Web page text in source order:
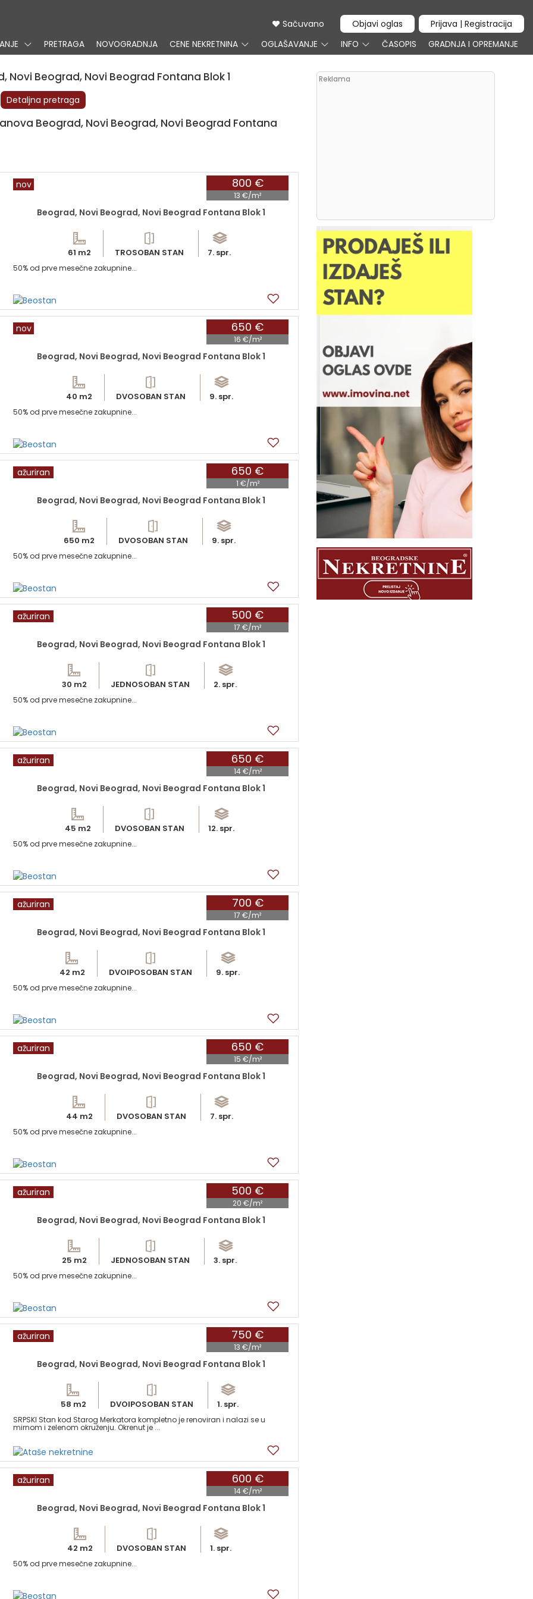
Sačuvano Objavi oglas Prijava | Registracija
PRETRAGA NOVOGRADNJA CENE NEKRETNINA OGLAŠAVANJE INFO ČASOPIS GRADNJA I OPREMANJE
Beograd, Novi Beograd Fontana Blok 1
Detaljna pretraga
Beograd, Novi Beograd, Novi Beograd Fontana
800 €
13 €/m²
nov
Beograd, Novi Beograd, Novi Beograd Fontana Blok 1
61 m2 TROSOBAN STAN 7. spr.
50% od prve mesečne zakupnine...
650 €
16 €/m²
nov
Beograd, Novi Beograd, Novi Beograd Fontana Blok 1
40 m2 DVOSOBAN STAN 9. spr.
50% od prve mesečne zakupnine...
650 €
1 €/m²
ažuriran
Beograd, Novi Beograd, Novi Beograd Fontana Blok 1
650 m2 DVOSOBAN STAN 9. spr.
50% od prve mesečne zakupnine...
500 €
17 €/m²
ažuriran
Beograd, Novi Beograd, Novi Beograd Fontana Blok 1
30 m2 JEDNOSOBAN STAN 2. spr.
50% od prve mesečne zakupnine...
650 €
14 €/m²
ažuriran
Beograd, Novi Beograd, Novi Beograd Fontana Blok 1
45 m2 DVOSOBAN STAN 12. spr.
50% od prve mesečne zakupnine...
700 €
17 €/m²
ažuriran
Beograd, Novi Beograd, Novi Beograd Fontana Blok 1
42 m2 DVOIPOSOBAN STAN 9. spr.
50% od prve mesečne zakupnine...
650 €
15 €/m²
ažuriran
Beograd, Novi Beograd, Novi Beograd Fontana Blok 1
44 m2 DVOSOBAN STAN 7. spr.
50% od prve mesečne zakupnine...
500 €
20 €/m²
ažuriran
Beograd, Novi Beograd, Novi Beograd Fontana Blok 1
25 m2 JEDNOSOBAN STAN 3. spr.
50% od prve mesečne zakupnine...
750 €
13 €/m²
ažuriran
Beograd, Novi Beograd, Novi Beograd Fontana Blok 1
58 m2 DVOIPOSOBAN STAN 1. spr.
SRPSKI Stan kod Starog Merkatora kompletno je renoviran i nalazi se u
mirnom i zelenom okruženju. Okrenut je ...
600 €
14 €/m²
ažuriran
Beograd, Novi Beograd, Novi Beograd Fontana Blok 1
42 m2 DVOSOBAN STAN 1. spr.
50% od prve mesečne zakupnine...
Reklama